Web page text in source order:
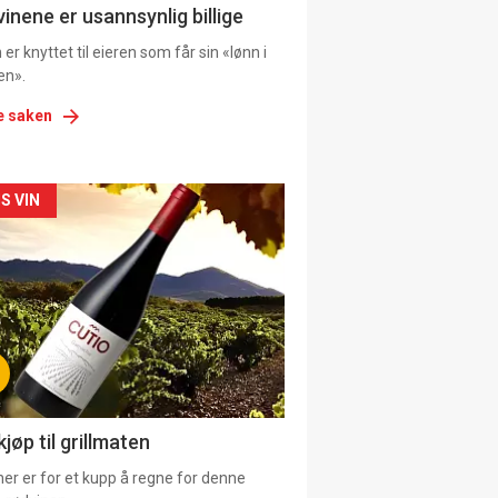
er usannsynlig billige
er knyttet til eieren som får sin «lønn i
saken
VIN
til grillmaten
er for et kupp å regne for denne